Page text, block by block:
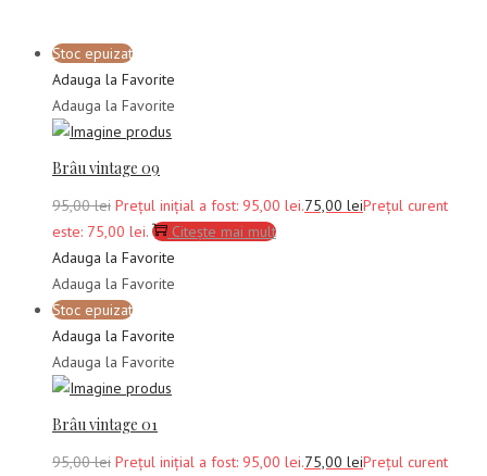
Stoc epuizat
Adauga la Favorite
Adauga la Favorite
Brâu vintage 09
95,00lei Prețul inițial a fost: 95,00 lei.75,00 leiPrețul curent
este: 75,00 lei.
Citește mai mult
Adauga la Favorite
Adauga la Favorite
Stoc epuizat
Adauga la Favorite
Adauga la Favorite
Brâu vintage 01
95,00lei Prețul inițial a fost: 95,00 lei.75,00 leiPrețul curent